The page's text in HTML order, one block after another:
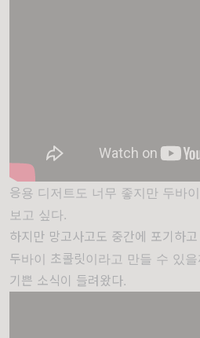
응용 디저트도 너무 좋지만 두바
보고 싶다.
하지만 망고사고도 중간에 포기하
두바이 초콜릿이라고 만들 수 있
기쁜 소식이 들려왔다.